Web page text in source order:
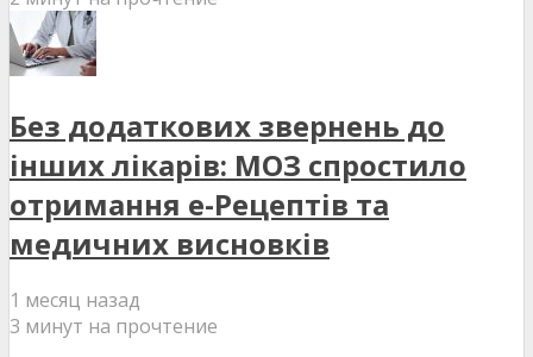
Без додаткових звернень до
інших лікарів: МОЗ спростило
отримання е-Рецептів та
медичних висновків
1 месяц назад
3 минут на прочтение